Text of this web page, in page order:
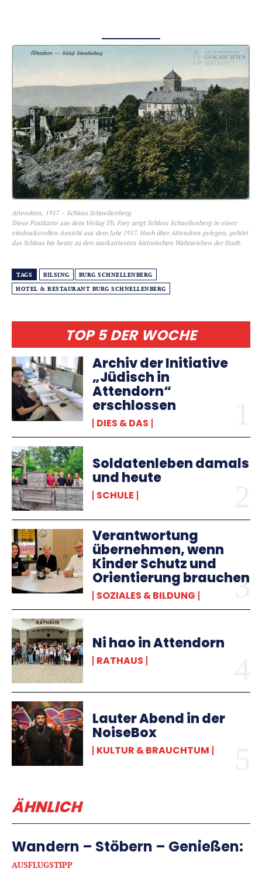
TOP 5 DER WOCHE
Archiv der Initiative
„Jüdisch in
Attendorn“
erschlossen
DIES & DAS
Soldatenleben damals
und heute
SCHULE
Verantwortung
übernehmen, wenn
Kinder Schutz und
Orientierung brauchen
SOZIALES & BILDUNG
Ni hao in Attendorn
RATHAUS
Lauter Abend in der
NoiseBox
KULTUR & BRAUCHTUM
ÄHNLICH
Wandern – Stöbern – Genießen:
AUSFLUGSTIPP
Attendorn, 1917 – Schloss Schnellenberg
Diese Postkarte aus dem Verlag Th. Frey zeigt Schloss Schnellenberg in einer
eindrucksvollen Ansicht aus dem Jahr 1917. Hoch über Attendorn gelegen, gehört
das Schloss bis heute zu den markantesten historischen Wahrzeichen der Stadt.
TAGS BILSING
BURG SCHNELLENBERG
HOTEL & RESTAURANT BURG SCHNELLENBERG